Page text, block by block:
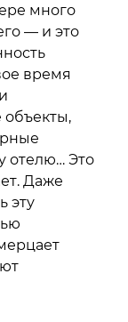
много
— и это
время
отелю… Это
Даже
эту